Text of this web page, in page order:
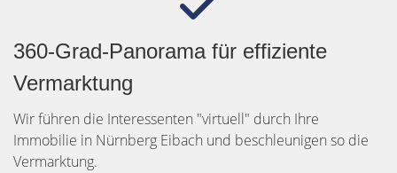
360-Grad-Panorama für effiziente
Vermarktung
Wir führen die Interessenten "virtuell" durch Ihre
Immobilie in Nürnberg Eibach und beschleunigen so die
Vermarktung.